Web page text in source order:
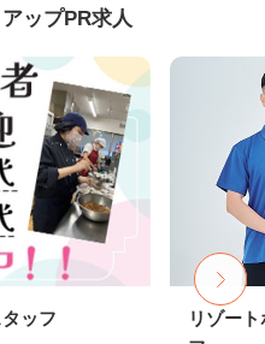
ップPR求人
ッフ
リゾー